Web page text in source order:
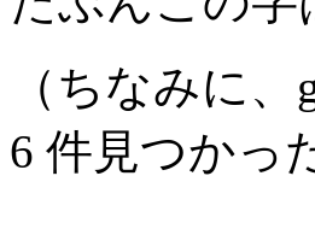
（ちなみに
6 件見つかっ